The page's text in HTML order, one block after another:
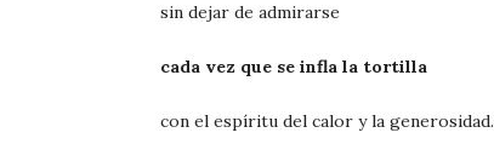
sin dejar de admirarse
cada vez que se infla la tortilla
con el espíritu del calor y la generosidad.